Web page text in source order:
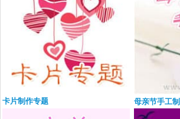
卡片制作专题 母亲节手工